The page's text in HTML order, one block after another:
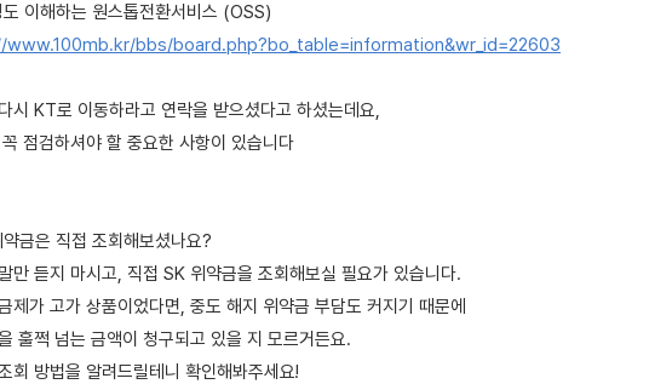
이해하는 원스톱전환서비스 (OSS)
bbs/board.php?bo_table=information&wr_id=22603
시 KT로 이동하라고 연락을 받으셨다고 하셨는데요,
점검하셔야 할 중요한 사항이 있습니다
금은 직접 조회해보셨나요?
만 듣지 마시고, 직접 SK 위약금을 조회해보실 필요가 있습니다.
제가 고가 상품이었다면, 중도 해지 위약금 부담도 커지기 때문에
훌쩍 넘는 금액이 청구되고 있을 지 모르거든요.
회 방법을 알려드릴테니 확인해봐주세요!